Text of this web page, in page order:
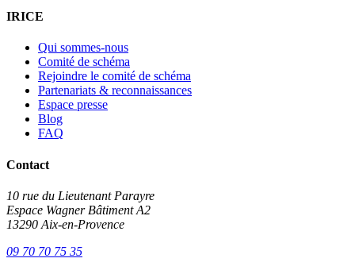
IRICE
Qui sommes-nous
Comité de schéma
Rejoindre le comité de schéma
Partenariats & reconnaissances
Espace presse
Blog
FAQ
Contact
10 rue du Lieutenant Parayre
Espace Wagner Bâtiment A2
13290 Aix-en-Provence
09 70 70 75 35